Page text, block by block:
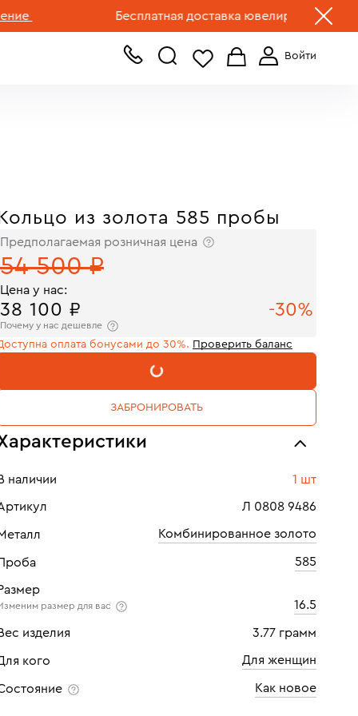
Бесплатная доставка ювелирных изделий по
+7 (499) 519-00-00
Кольцо из золота 585 пробы
Предполагаемая розничная цена
54 500 ₽
Цена у нас:
38 100 ₽ -30%
Почему у нас дешевле
оплата бонусами до 30%. Проверить баланс
В КОРЗИНУ
ЗАБРОНИРОВАТЬ
наличии 1 шт
Л 0808 9486
Комбинированное золото
585
размер для вас 16.5
изделия 3.77 грамм
кого Для женщин
Как новое